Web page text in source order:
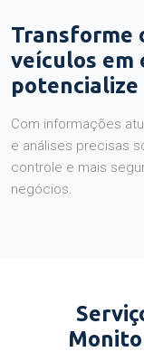
Transforme
veículos em
potencialize
Com informações
e análises precisas
controle e mais
negócios.